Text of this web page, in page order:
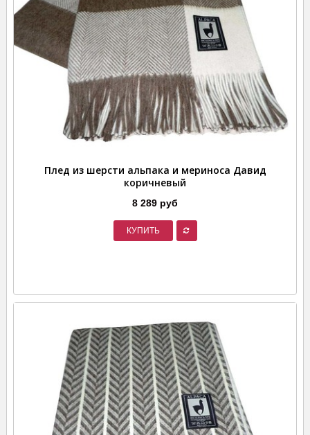
Плед из шерсти альпака и мериноса Давид
коричневый
8 289 руб
КУПИТЬ